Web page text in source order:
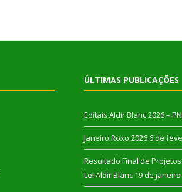
ÚLTIMAS PUBLICAÇÕES
Editais Aldir Blanc 2026 –
Janeiro Roxo 2026 6 de
Resultado Final de
Lei Aldir Blanc 19 de